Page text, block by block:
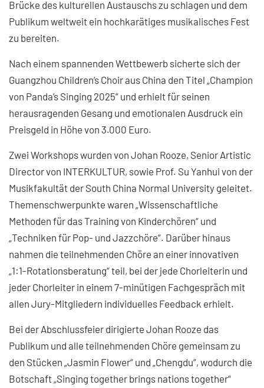
Brücke des kulturellen Austauschs zu schlagen und dem
Publikum weltweit ein hochkarätiges musikalisches Fest
zu bereiten.
Nach einem spannenden Wettbewerb sicherte sich der
Guangzhou Children’s Choir aus China den Titel „Champion
von Panda’s Singing 2025“ und erhielt für seinen
herausragenden Gesang und emotionalen Ausdruck ein
Preisgeld in Höhe von 3.000 Euro.
Zwei Workshops wurden von Johan Rooze, Senior Artistic
Director von INTERKULTUR, sowie Prof. Su Yanhui von der
Musikfakultät der South China Normal University geleitet.
Themenschwerpunkte waren „Wissenschaftliche
Methoden für das Training von Kinderchören“ und
„Techniken für Pop- und Jazzchöre“. Darüber hinaus
nahmen die teilnehmenden Chöre an einer innovativen
„1:1-Rotationsberatung“ teil, bei der jede Chorleiterin und
jeder Chorleiter in einem 7-minütigen Fachgespräch mit
allen Jury-Mitgliedern individuelles Feedback erhielt.
Bei der Abschlussfeier dirigierte Johan Rooze das
Publikum und alle teilnehmenden Chöre gemeinsam zu
den Stücken „Jasmin Flower“ und „Chengdu“, wodurch die
Botschaft „Singing together brings nations together“